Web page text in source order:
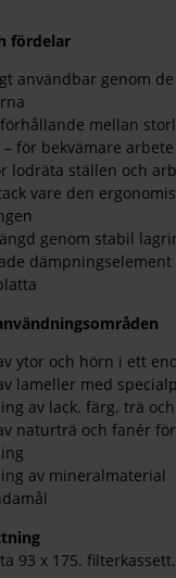
fördelar
användbar genom
mellan
för bekvämare arbete
lodräta ställen och
vare den
genom stabil
ytor och hörn i ett
lameller med
av lack. färg. trä
naturträ och fanér
av mineralmaterial
93 x 175.